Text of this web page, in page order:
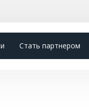
Стать партнером